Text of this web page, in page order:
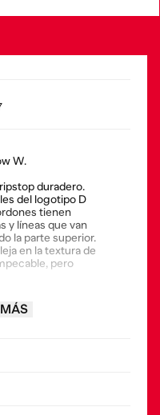
W.
duradero.
del logotipo D
tienen
y líneas que van
la parte superior.
en la textura de
pero